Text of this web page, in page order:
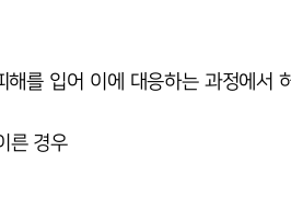
를 입어 이에 대응하는 과정에서
른 경우